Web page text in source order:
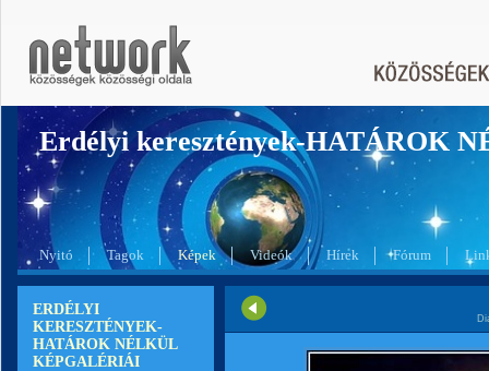
Erdélyi keresztények-HATÁROK
Nyitó Tagok Képek Videók Hírek Fórum
ERDÉLYI
KERESZTÉNYEK-
HATÁROK NÉLKÜL
KÉPGALÉRIÁI